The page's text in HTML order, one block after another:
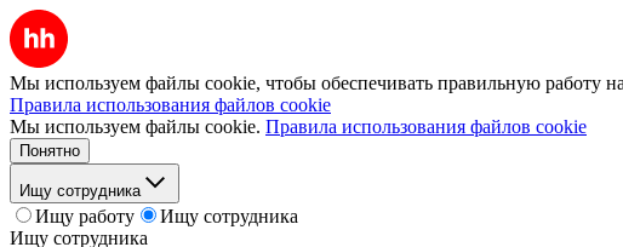
Мы используем файлы cookie, чтобы обеспечивать правильную работу
Правила использования файлов cookie
Мы используем файлы cookie. Правила использования файлов cookie
Понятно
Ищу сотрудника
Ищу работу
Ищу сотрудника
Ищу сотрудника